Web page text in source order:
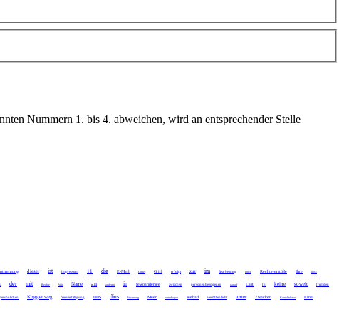
Nummern 1. bis 4. abweichen, wird an entsprechender Stelle
dieser ist Impressum 11 die E-Mail Dritter Grill erfolgt zur im Bearbeitung einen Rechtsverstöße Ihre dass
der mit Rechte Wir Name an anderen in fewoandersee zwischen personenbezogenen darauf Last In keine soweit fremden
persönlichen Koggenweg Vervielfältigung uns dies Wohnung Meer unterliegen seebad veröffentlicht unter Zwecken Kontaktdaten Eine